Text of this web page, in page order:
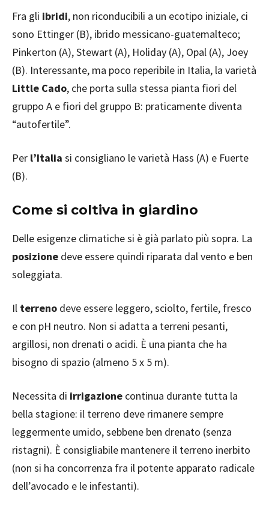
Fra gli ibridi, non riconducibili a un ecotipo iniziale, ci
sono Ettinger (B), ibrido messicano-guatemalteco;
Pinkerton (A), Stewart (A), Holiday (A), Opal (A), Joey
(B). Interessante, ma poco reperibile in Italia, la varietà
Little Cado, che porta sulla stessa pianta fiori del
gruppo A e fiori del gruppo B: praticamente diventa
“autofertile”.
Per l’Italia si consigliano le varietà Hass (A) e Fuerte
(B).
Come si coltiva in giardino
Delle esigenze climatiche si è già parlato più sopra. La
posizione deve essere quindi riparata dal vento e ben
soleggiata.
Il terreno deve essere leggero, sciolto, fertile, fresco
e con pH neutro. Non si adatta a terreni pesanti,
argillosi, non drenati o acidi. È una pianta che ha
bisogno di spazio (almeno 5 x 5 m).
Necessita di irrigazione continua durante tutta la
bella stagione: il terreno deve rimanere sempre
leggermente umido, sebbene ben drenato (senza
ristagni). È consigliabile mantenere il terreno inerbito
(non si ha concorrenza fra il potente apparato radicale
dell’avocado e le infestanti).